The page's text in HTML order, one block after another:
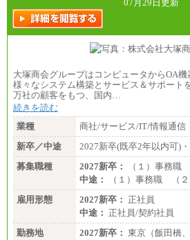
（３）
月給：190,000円～
想定年収：340万円～610万
年収例：
・460万円/28歳・月給26万
（４）
月給：201,000円～
想定年収：360万円～680万
・520万円/32歳・月給29万
年収例は賞与含む、残業代
※キャリアや能力等を考慮
定します
※残業手当：別途支給
※固定給に固定残業代含ま
※試用期間中も給与に変更
07月29日更新
大塚商会グループはコンピュータからOA
様々なシステム構築とサービス＆サポート
万社の顧客をもつ、国内…
続きを読む
業種
商社/サービス/IT/情報通信
新卒／中途
2027新卒(既卒2年以内可)
募集職種
2027新卒：
（１）事務
中途：
（１）事務職 （
雇用形態
2027新卒： 正社員
中途： 正社員/契約社員
勤務地
2027新卒： 東京（飯田橋